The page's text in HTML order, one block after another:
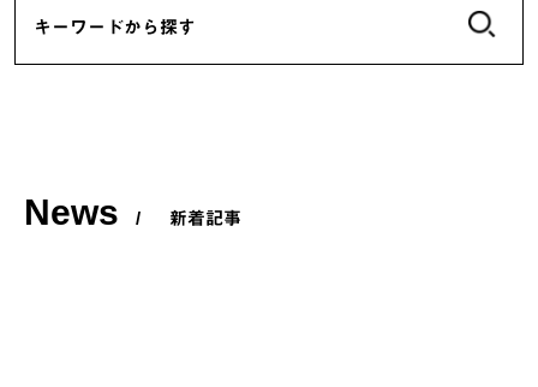
News / 新着記事